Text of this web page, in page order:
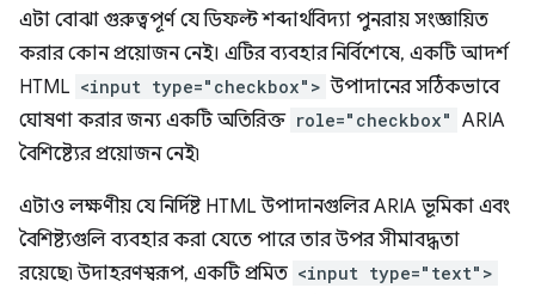
এটা বোঝা গুরুত্বপূর্ণ যে ডিফল্ট শব্দার্থবিদ্যা পুনরায় সংজ্ঞায়িত
করার কোন প্রয়োজন নেই। এটির ব্যবহার নির্বিশেষে, একটি আদর্শ
HTML <input type="checkbox"> উপাদানের সঠিকভাবে
ঘোষণা করার জন্য একটি অতিরিক্ত role="checkbox" ARIA
বৈশিষ্ট্যের প্রয়োজন নেই৷
এটাও লক্ষণীয় যে নির্দিষ্ট HTML উপাদানগুলির ARIA ভূমিকা এবং
বৈশিষ্ট্যগুলি ব্যবহার করা যেতে পারে তার উপর সীমাবদ্ধতা
রয়েছে৷ উদাহরণস্বরূপ, একটি প্রমিত <input type="text">